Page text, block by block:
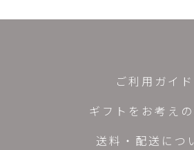
ご利用ガイド
ギフトをお考え
送料・配送につ